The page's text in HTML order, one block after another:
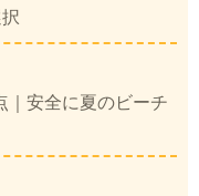
｜安全に夏のビーチ